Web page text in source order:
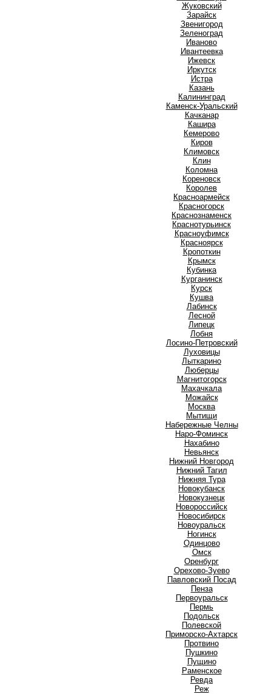
Жуковский
Зарайск
Звенигород
Зеленоград
Иваново
Ивантеевка
Ижевск
Иркутск
Истра
Казань
Калининград
Каменск-Уральский
Качканар
Кашира
Кемерово
Киров
Климовск
Клин
Коломна
Кореновск
Королев
Красноармейск
Красногорск
Краснознаменск
Краснотурьинск
Красноуфимск
Красноярск
Кропоткин
Крымск
Кубинка
Курганинск
Курск
Кушва
Лабинск
Лесной
Липецк
Лобня
Лосино-Петровский
Луховицы
Лыткарино
Люберцы
Магнитогорск
Махачкала
Можайск
Москва
Мытищи
Набережные Челны
Наро-Фоминск
Нахабино
Невьянск
Нижний Новгород
Нижний Тагил
Нижняя Тура
Новокубанск
Новокузнецк
Новороссийск
Новосибирск
Новоуральск
Ногинск
Одинцово
Омск
Оренбург
Орехово-Зуево
Павловский Посад
Пенза
Первоуральск
Пермь
Подольск
Полевской
Приморско-Ахтарск
Протвино
Пушкино
Пущино
Раменское
Ревда
Реж